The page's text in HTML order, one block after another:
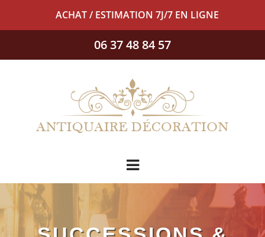
ACHAT / ESTIMATION 7J/7 EN LIGNE
06 37 48 84 57